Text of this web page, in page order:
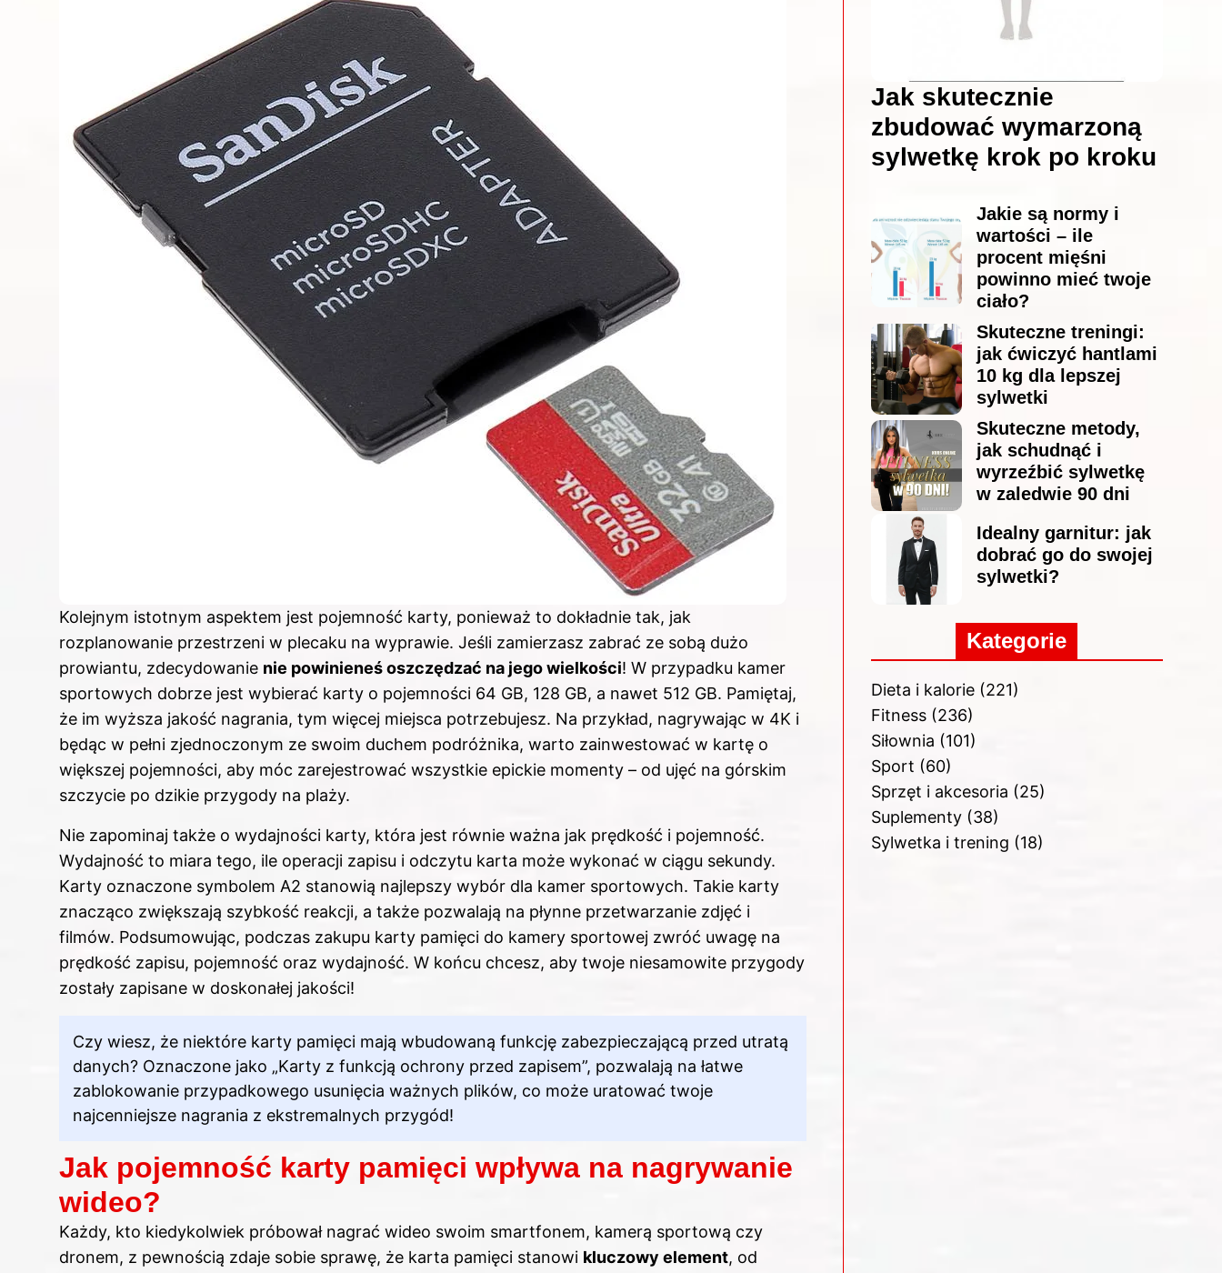
Kolejnym istotnym aspektem jest pojemność karty, ponieważ to dokładnie tak, jak
rozplanowanie przestrzeni w plecaku na wyprawie. Jeśli zamierzasz zabrać ze sobą dużo
prowiantu, zdecydowanie nie powinieneś oszczędzać na jego wielkości! W przypadku kamer
sportowych dobrze jest wybierać karty o pojemności 64 GB, 128 GB, a nawet 512 GB. Pamiętaj,
że im wyższa jakość nagrania, tym więcej miejsca potrzebujesz. Na przykład, nagrywając w 4K i
będąc w pełni zjednoczonym ze swoim duchem podróżnika, warto zainwestować w kartę o
większej pojemności, aby móc zarejestrować wszystkie epickie momenty – od ujęć na górskim
szczycie po dzikie przygody na plaży.
Nie zapominaj także o wydajności karty, która jest równie ważna jak prędkość i pojemność.
Wydajność to miara tego, ile operacji zapisu i odczytu karta może wykonać w ciągu sekundy.
Karty oznaczone symbolem A2 stanowią najlepszy wybór dla kamer sportowych. Takie karty
znacząco zwiększają szybkość reakcji, a także pozwalają na płynne przetwarzanie zdjęć i
filmów. Podsumowując, podczas zakupu karty pamięci do kamery sportowej zwróć uwagę na
prędkość zapisu, pojemność oraz wydajność. W końcu chcesz, aby twoje niesamowite przygody
zostały zapisane w doskonałej jakości!
Czy wiesz, że niektóre karty pamięci mają wbudowaną funkcję zabezpieczającą przed utratą
danych? Oznaczone jako „Karty z funkcją ochrony przed zapisem”, pozwalają na łatwe
zablokowanie przypadkowego usunięcia ważnych plików, co może uratować twoje
najcenniejsze nagrania z ekstremalnych przygód!
Jak pojemność karty pamięci wpływa na nagrywanie
wideo?
Każdy, kto kiedykolwiek próbował nagrać wideo swoim smartfonem, kamerą sportową czy
dronem, z pewnością zdaje sobie sprawę, że karta pamięci stanowi kluczowy element, od
Jak skutecznie
zbudować wymarzoną
sylwetkę krok po kroku
Jakie są normy i
wartości – ile
procent mięśni
powinno mieć twoje
ciało?
Skuteczne treningi:
jak ćwiczyć hantlami
10 kg dla lepszej
sylwetki
Skuteczne metody,
jak schudnąć i
wyrzeźbić sylwetkę
w zaledwie 90 dni
Idealny garnitur: jak
dobrać go do swojej
sylwetki?
Kategorie
Dieta i kalorie(221)
Fitness(236)
Siłownia (101)
Sport (60)
Sprzęt i akcesoria (25)
Suplementy(38)
Sylwetka i trening (18)